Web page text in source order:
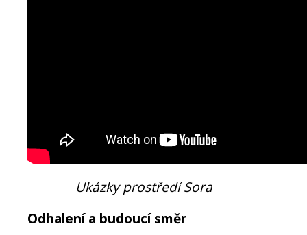
Ukázky prostředí Sora
Odhalení a budoucí směr